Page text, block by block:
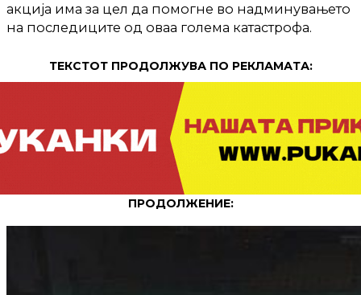
акција има за цел да помогне во надминувањето
на последиците од оваа голема катастрофа.
ТЕКСТОТ ПРОДОЛЖУВА ПО РЕКЛАМАТА:
ПРОДОЛЖЕНИЕ: